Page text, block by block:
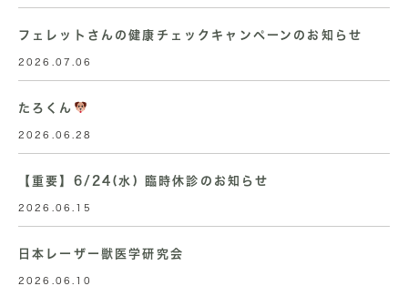
フェレットさんの健康チェックキャンペーンのお知らせ
2026.07.06
たろくん
2026.06.28
【重要】6/24(水) 臨時休診のお知らせ
2026.06.15
日本レーザー獣医学研究会
2026.06.10